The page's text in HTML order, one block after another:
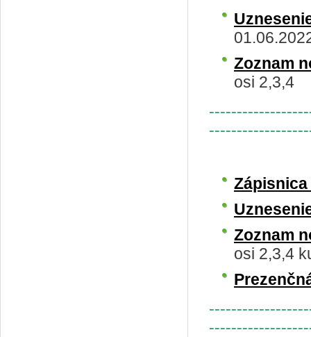
Zoznam
osi 2,3,4
Zápisnica
Zoznam
osi 2,3,4